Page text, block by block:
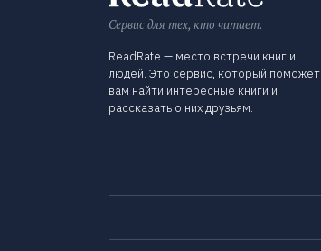
Сервис для тех, кто читает.
ReadRate — место встречи книг и
людей. Это сервис, который поможет
вам найти интересные книги и
рассказать о них друзьям.